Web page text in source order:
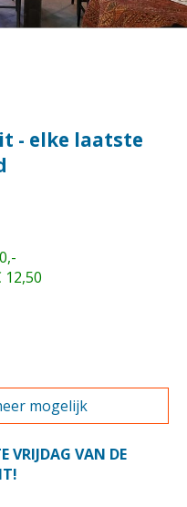
- elke laatste
12,50
mogelijk
VRIJDAG VAN DE